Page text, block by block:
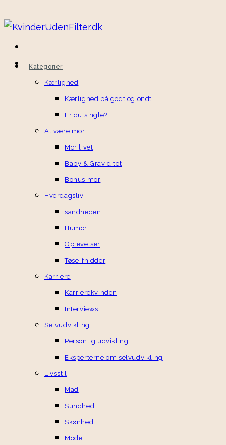
to
content
Kategorier
Kærlighed
Kærlighed på godt og ondt
Er du single?
At være mor
Mor livet
Baby & Graviditet
Bonus mor
Hverdagsliv
sandheden
Humor
Oplevelser
Tøse-fnidder
Karriere
Karrierekvinden
Interviews
Selvudvikling
Personlig udvikling
Eksperterne om selvudvikling
Livsstil
Mad
Sundhed
Skønhed
Mode